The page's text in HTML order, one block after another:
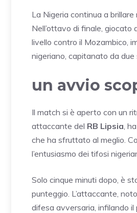
La Nigeria continua a brillare
Nell’ottavo di finale, giocato
livello contro il Mozambico,
nigeriano, capitanato da due
un avvio
Il match si è aperto con un
attaccante del RB Lipsia ,
che ha sfruttato al meglio.
l’entusiasmo dei tifosi
Solo cinque minuti dopo, è
punteggio. L’attaccante,
difesa avversaria, infilando